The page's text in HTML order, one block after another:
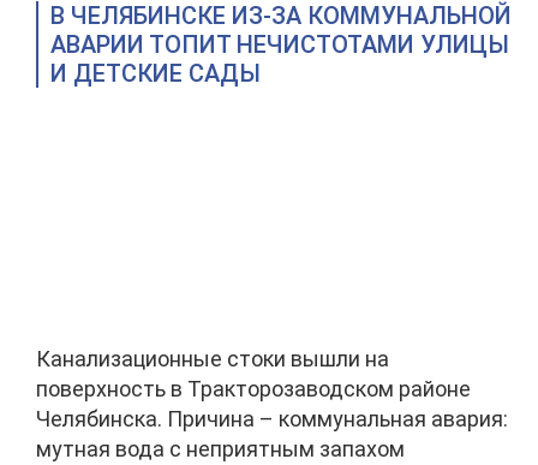
В ЧЕЛЯБИНСКЕ ИЗ-ЗА КОММУНАЛЬНОЙ
АВАРИИ ТОПИТ НЕЧИСТОТАМИ УЛИЦЫ
И ДЕТСКИЕ САДЫ
Канализационные стоки вышли на
поверхность в Тракторозаводском районе
Челябинска. Причина – коммунальная авария:
мутная вода с неприятным запахом